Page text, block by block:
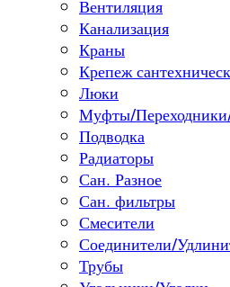
Вентиляция
Канализация
Краны
Крепеж
Люки
Муфты/
Подводка
Радиаторы
Сан. Разное
Сан. фильтры
Смесители
Соединители/
Трубы